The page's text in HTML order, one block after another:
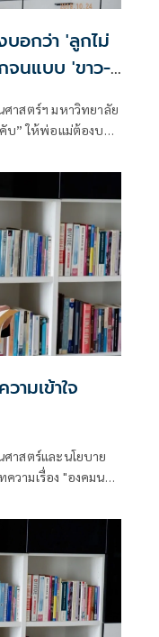
อกว่า 'ลูกไม่
จนแบบ 'ขาว-
ศาสตร์ฯ มหาวิทยาลัย
บ” ให้พ่อแม่ต้องบอก
มเข้าใจ
าสตร์และนโยบาย
วามเรื่อง "องคมนตรี